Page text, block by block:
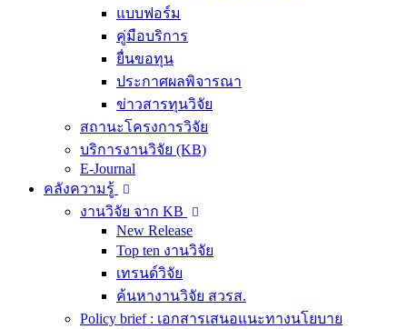
แบบฟอร์ม
คู่มือบริการ
ยื่นขอทุน
ประกาศผลพิจารณา
ข่าวสารทุนวิจัย
สถานะโครงการวิจัย
บริการงานวิจัย (KB)
E-Journal
คลังความรู้
งานวิจัย จาก KB
New Release
Top ten งานวิจัย
เทรนด์วิจัย
ค้นหางานวิจัย สวรส.
Policy brief : เอกสารเสนอแนะทางนโยบาย